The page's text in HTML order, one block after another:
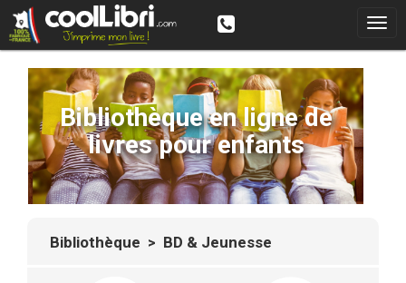
Bibliothèque en ligne de
livres pour enfants
Bibliothèque > BD & Jeunesse